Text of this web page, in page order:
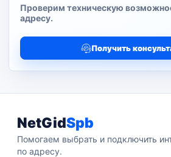
Проверим техническую
адресу.
Получить
NetGidSpb
Помогаем выбрать и подключить
по адресу.